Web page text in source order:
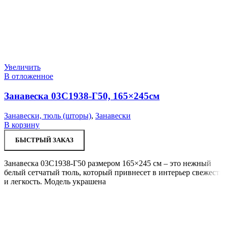
Увеличить
В отложенное
Занавеска 03С1938-Г50, 165×245см
Занавески, тюль (шторы), Занавески
В корзину
БЫСТРЫЙ ЗАКАЗ
Занавеска 03С1938-Г50 размером 165×245 см – это нежный
белый сетчатый тюль, который привнесет в интерьер свежесть
и легкость. Модель украшена